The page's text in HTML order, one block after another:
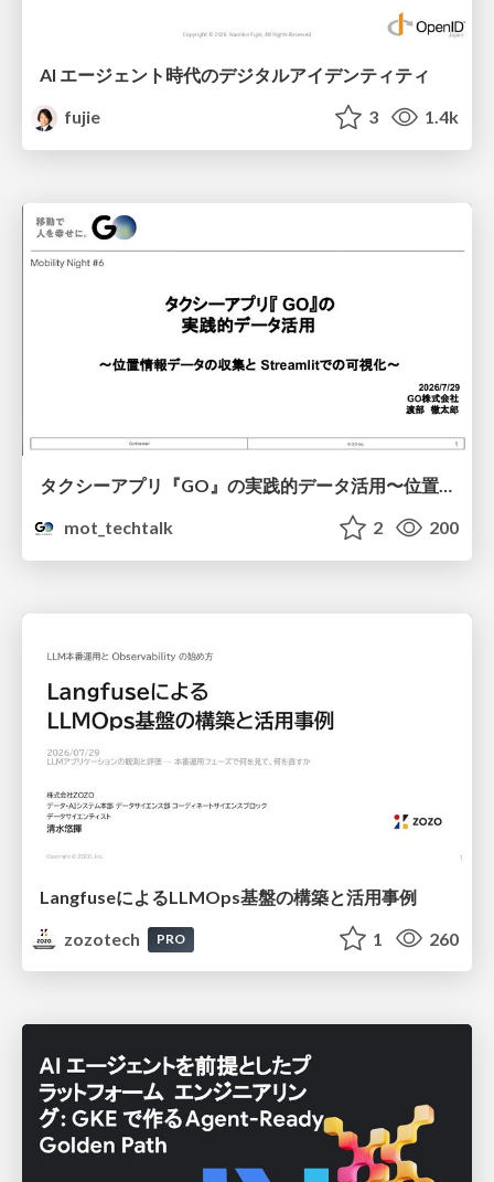
AI エージェント時代のデジタルアイデンティティ
fujie
3 1.4k
タクシーアプリ『GO』の実践的データ活用〜位置情報データの収集とStreamlitでの可視化〜
mot_techtalk
2 200
LangfuseによるLLMOps基盤の構築と活用事例
zozotech
PRO 1 260